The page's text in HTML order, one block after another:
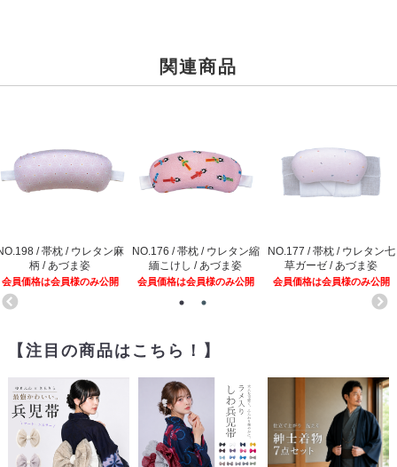
関連商品
/ 帯枕 / ウレタン麻
柄 / あづま姿
会員価格は会員様のみ公開
NO.176 / 帯枕 / ウレタン縮
緬こけし / あづま姿
会員価格は会員様のみ公開
NO.177 / 帯枕 / ウレタン七
草ガーゼ / あづま姿
会員価格は会員様のみ公開
【注目の商品はこちら！】